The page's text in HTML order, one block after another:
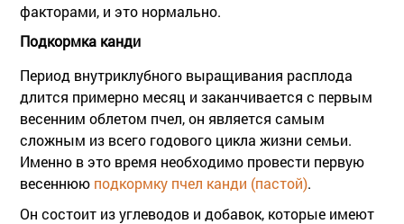
факторами, и это нормально.
Подкормка канди
Период внутриклубного выращивания расплода
длится примерно месяц и заканчивается с первым
весенним облетом пчел, он является самым
сложным из всего годового цикла жизни семьи.
Именно в это время необходимо провести первую
весеннюю подкормку пчел канди (пастой).
Он состоит из углеводов и добавок, которые имеют